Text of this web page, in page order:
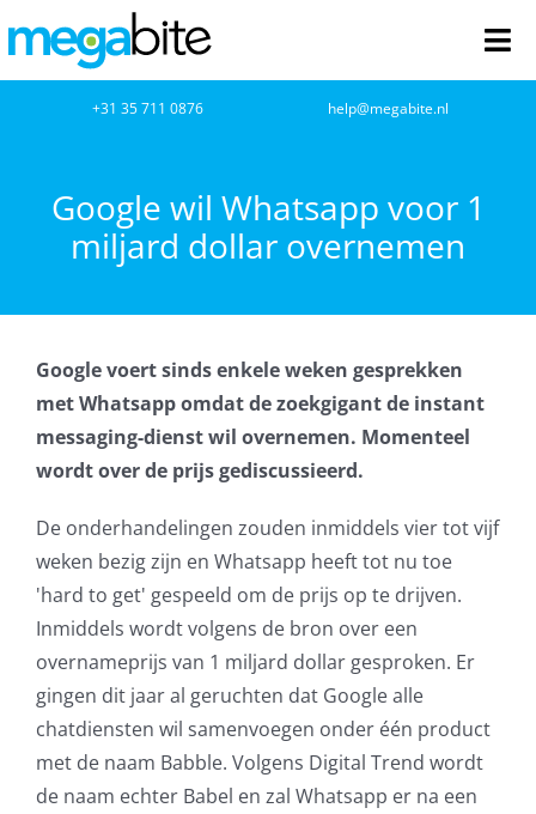
naar
inhoud
Netwerkbeheer
Cloud Computing
VOIP
AVG
Office365
Glasvezelverbindingen
Microsoft software licenties
+31 35 711 0876 help@megabite.nl
Google wil Whatsapp voor 1
miljard dollar overnemen
Google voert sinds enkele weken gesprekken
met Whatsapp omdat de zoekgigant de instant
messaging-dienst wil overnemen. Momenteel
wordt over de prijs gediscussieerd.
De onderhandelingen zouden inmiddels vier tot vijf
weken bezig zijn en Whatsapp heeft tot nu toe
'hard to get' gespeeld om de prijs op te drijven.
Inmiddels wordt volgens de bron over een
overnameprijs van 1 miljard dollar gesproken. Er
gingen dit jaar al geruchten dat Google alle
chatdiensten wil samenvoegen onder één product
met de naam Babble. Volgens Digital Trend wordt
de naam echter Babel en zal Whatsapp er na een